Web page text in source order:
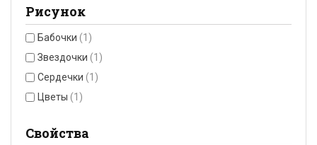
Рисунок
Бабочки (1)
Звездочки (1)
Сердечки (1)
Цветы (1)
Свойства